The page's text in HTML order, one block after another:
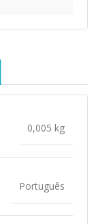
0,005 kg
Português